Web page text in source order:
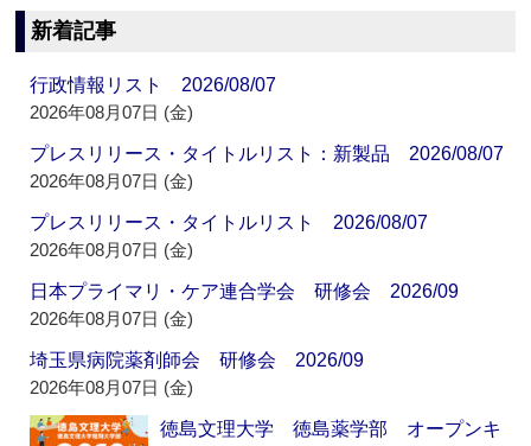
新着記事
行政情報リスト 2026/08/07
2026年08月07日 (金)
プレスリリース・タイトルリスト：新製品 2026/08/07
2026年08月07日 (金)
プレスリリース・タイトルリスト 2026/08/07
2026年08月07日 (金)
日本プライマリ・ケア連合学会 研修会 2026/09
2026年08月07日 (金)
埼玉県病院薬剤師会 研修会 2026/09
2026年08月07日 (金)
徳島文理大学 徳島薬学部 オープンキ